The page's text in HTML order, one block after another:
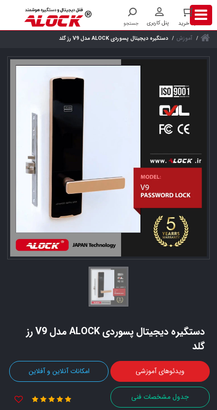
آموزش دستگیره دیجیتال پسوردی ALOCK مدل V9 رز گلد
دستگیره دیجیتال پسوردی ALOCK مدل V9 رز
گلد
ویدئوهای آموزشی امکانات آنلاین و آفلاین
جدول مشخصات فنی